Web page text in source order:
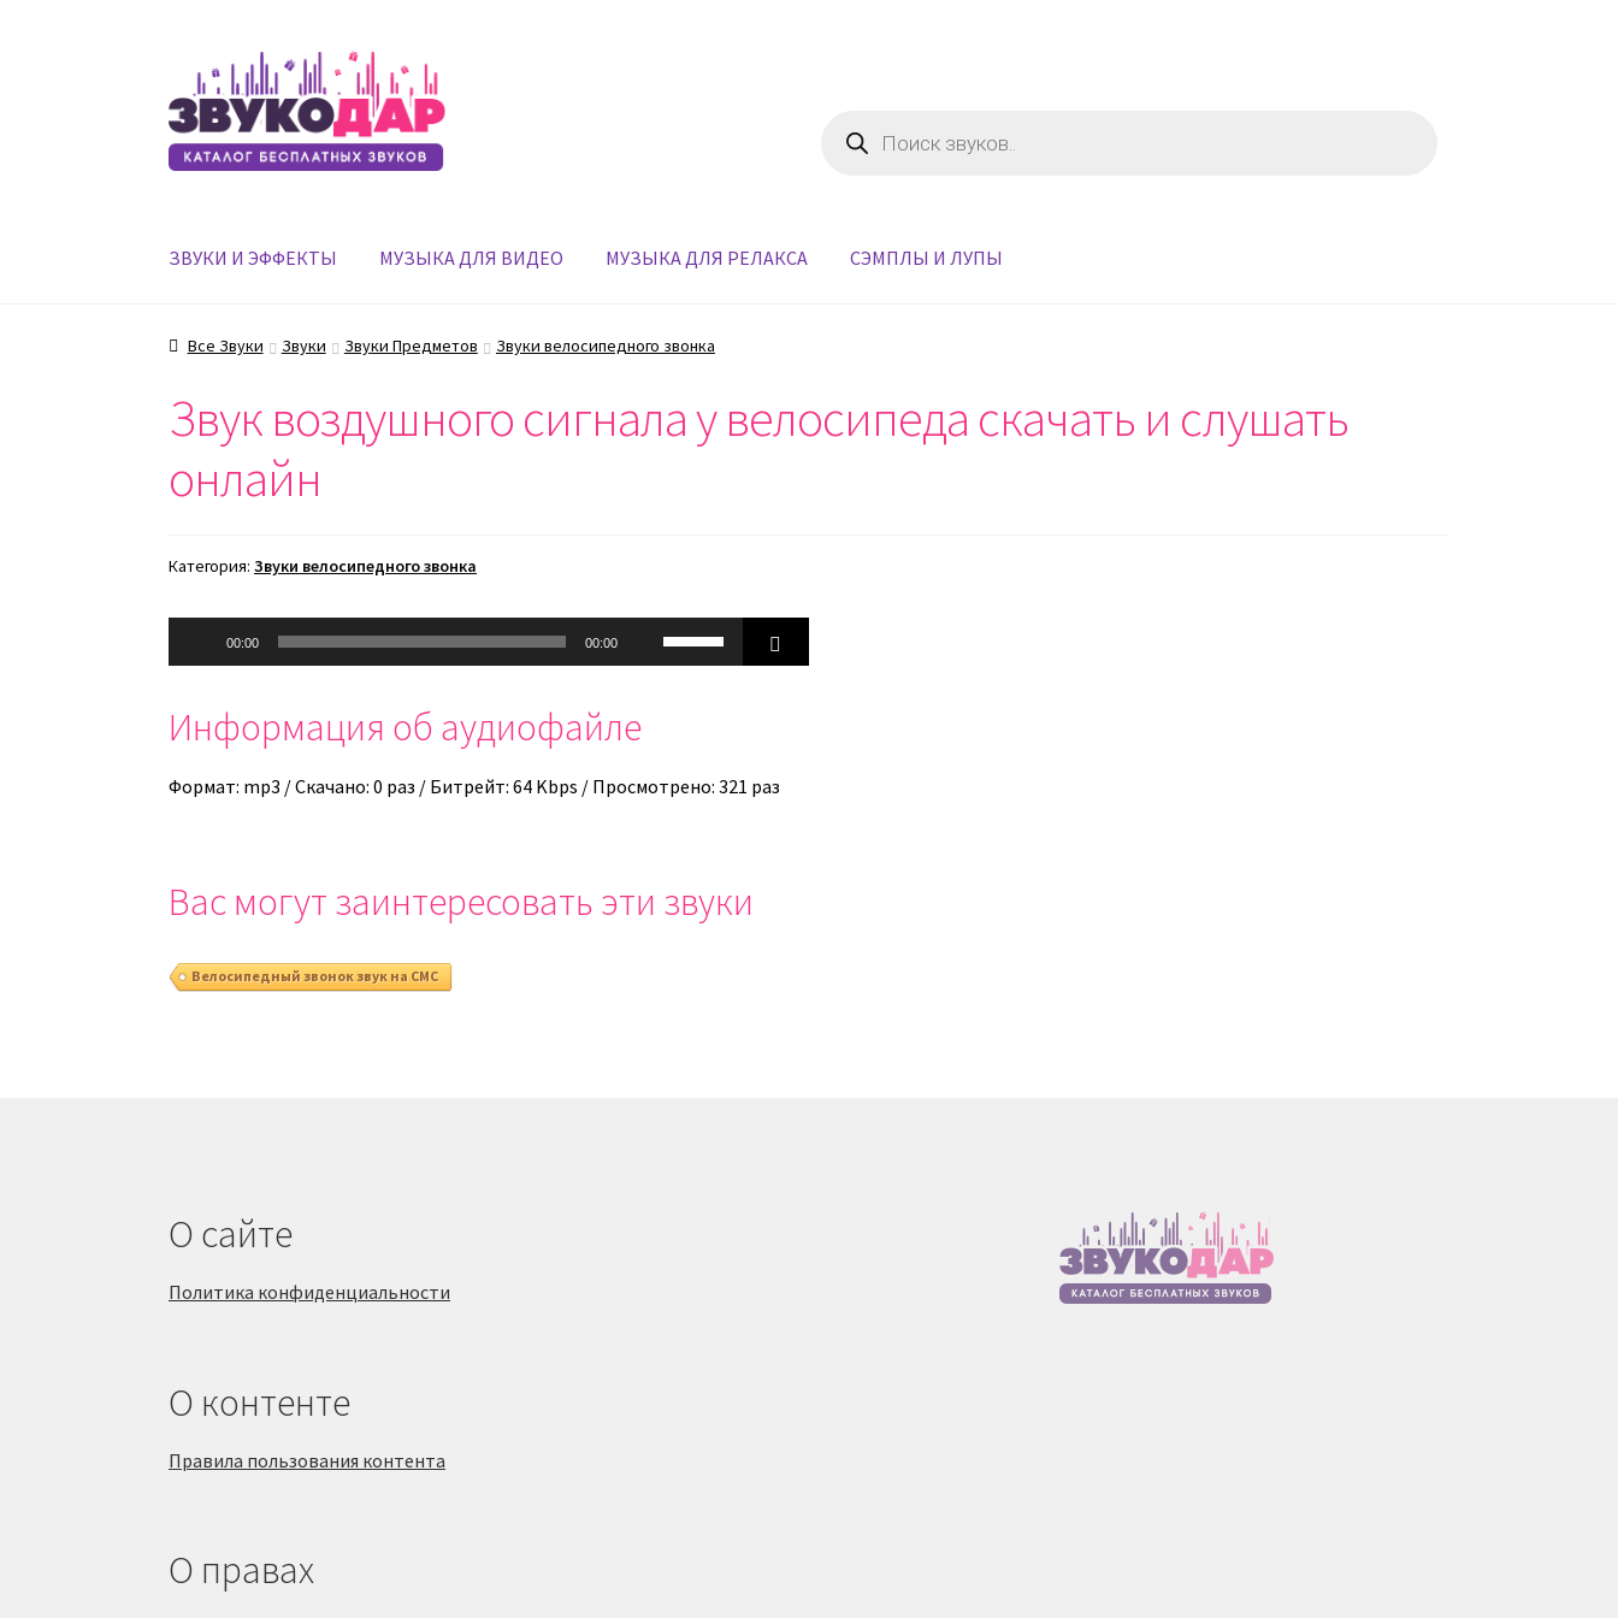
Перейти
к
навигации
Перейти
к
содержимому
товаров
ЗВУКИ И ЭФФЕКТЫ МУЗЫКА ДЛЯ ВИДЕО МУЗЫКА ДЛЯ РЕЛАКСА СЭМПЛЫ И ЛУПЫ
Все Звуки Звуки Звуки Предметов Звуки велосипедного звонка
Звук воздушного сигнала у велосипеда скачать и слушать
онлайн
Категория:Звуки велосипедного звонка
00:00 00:00
Используйте
клавиши
увеличить
Информация об аудиофайле
Формат: mp3 / Скачано: 0 раз / Битрейт: 64 Kbps / Просмотрено: 321 раз
Вас могут заинтересовать эти звуки
Велосипедный звонок звук на СМС
О сайте
Политика конфиденциальности
О контенте
Правила пользования контента
О правах